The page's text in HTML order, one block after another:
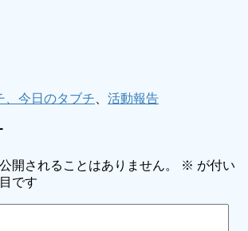
、今日のタブチ
活動報告
開されることはありません。 ※ が付い
です